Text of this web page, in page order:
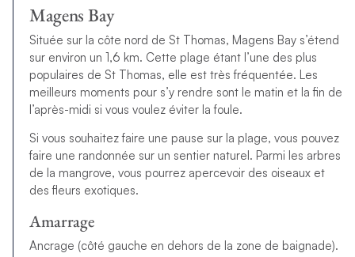
Magens Bay
Située sur la côte nord de St Thomas, Magens Bay s’étend
sur environ un 1,6 km. Cette plage étant l’une des plus
populaires de St Thomas, elle est très fréquentée. Les
meilleurs moments pour s’y rendre sont le matin et la fin de
l’après-midi si vous voulez éviter la foule.
Si vous souhaitez faire une pause sur la plage, vous pouvez
faire une randonnée sur un sentier naturel. Parmi les arbres
de la mangrove, vous pourrez apercevoir des oiseaux et
des fleurs exotiques.
Amarrage
Ancrage (côté gauche en dehors de la zone de baignade).